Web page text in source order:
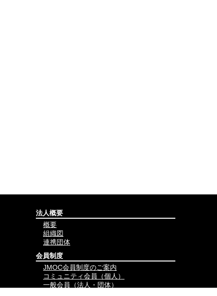
法人概要
概要
組織図
連携団体
会員制度
JMOC会員制度のご案内
コミュニティ会員（個人）
一般会員（法人・団体）